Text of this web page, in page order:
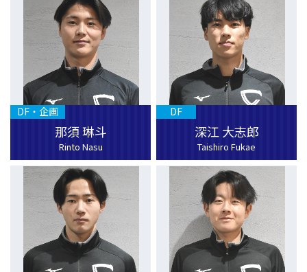
那須 琳斗
Rinto Nasu
DF・企画
深江 大志郎
Taishiro Fukae
DF